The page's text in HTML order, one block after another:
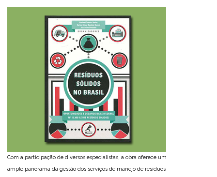
Com a participação de diversos especialistas, a obra oferece um
amplo panorama da gestão dos serviços de manejo de resíduos